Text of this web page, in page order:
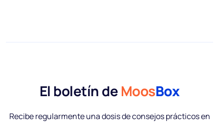
El boletín de MoosBox
Recibe regularmente una dosis de consejos prácticos en